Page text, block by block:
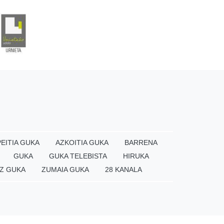
GUKA AZKOITIA GUKA
BARRENA
GUKA GUKA TELEBISTA
HIRUKA
GUKA ZUMAIA GUKA 28 KANALA